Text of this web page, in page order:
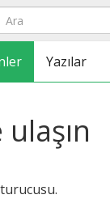
Yazılar